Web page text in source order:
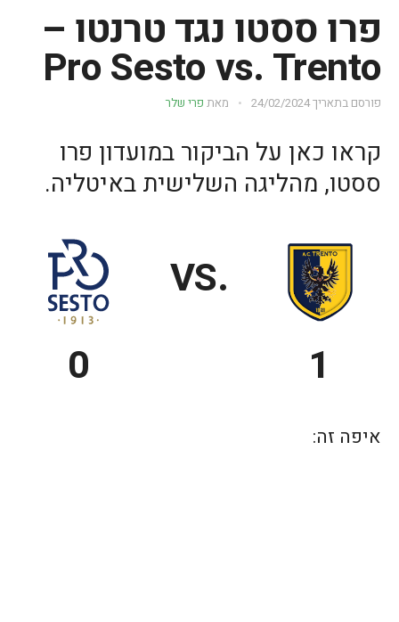
פרו ססטו נגד טרנטו –
Pro Sesto vs. Trento
פורסם בתאריך24/02/2024 מאת פרי שלר
קראו כאן על הביקור במועדון פרו
ססטו, מהליגה השלישית באיטליה.
.VS
1
0
איפה זה: